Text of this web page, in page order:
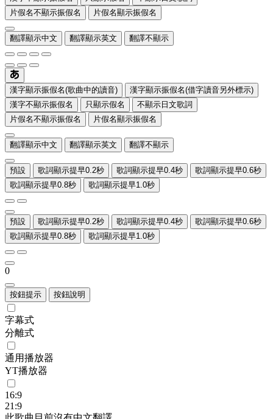
片假名不顯示振假名
片假名顯示振假名
翻譯顯示中文 翻譯顯示英文 翻譯不顯示
漢字顯示振假名(歌曲中的讀音)
漢字顯示振假名(借字讀音另外標示)
漢字不顯示振假名
只顯示假名
不顯示日文歌詞
片假名不顯示振假名
片假名顯示振假名
翻譯顯示中文 翻譯顯示英文 翻譯不顯示
預設 歌詞顯示提早0.2秒 歌詞顯示提早0.4秒
歌詞顯示提早0.6秒
歌詞顯示提早0.8秒
歌詞顯示提早1.0秒
預設 歌詞顯示提早0.2秒 歌詞顯示提早0.4秒
歌詞顯示提早0.6秒
歌詞顯示提早0.8秒
歌詞顯示提早1.0秒
0
按鈕提示 按鈕說明
字幕式
分離式
通用播放器
YT播放器
16:9
21:9